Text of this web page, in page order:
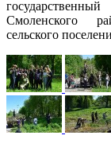
Смоленского
сельского